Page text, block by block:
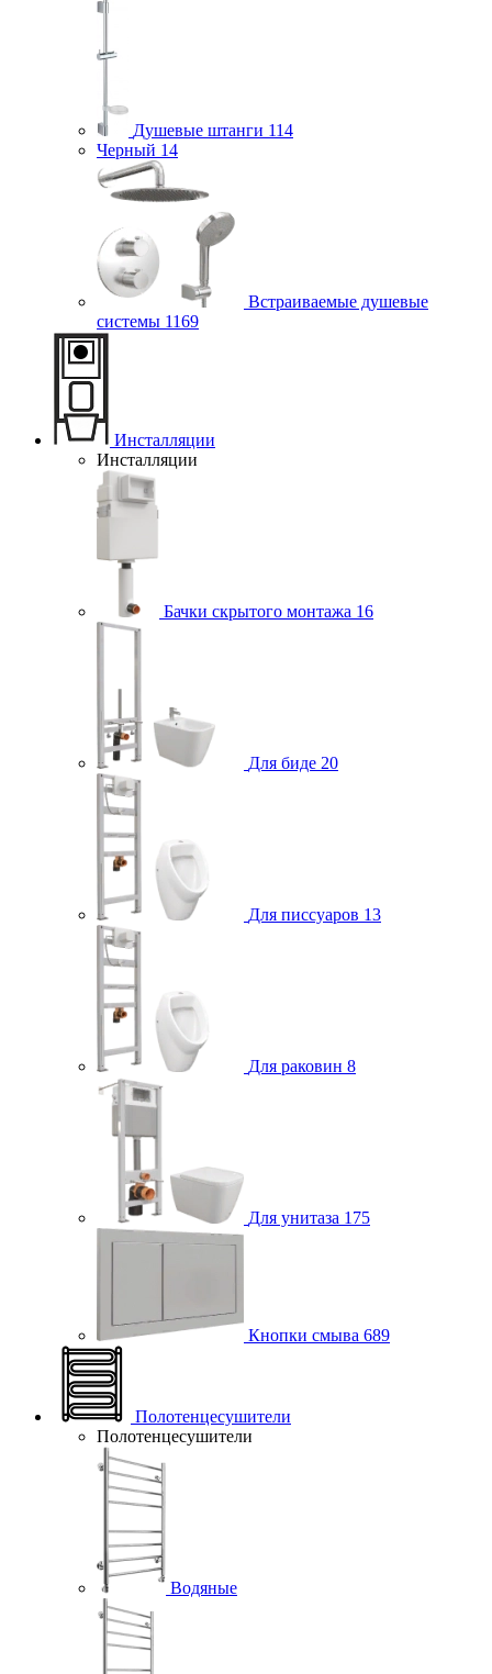
Душевые штанги 114
Черный 14
Встраиваемые душевые
системы 1169
Инсталляции
Инсталляции
Бачки скрытого монтажа 16
Для биде 20
Для писсуаров 13
Для раковин 8
Для унитаза 175
Кнопки смыва 689
Полотенцесушители
Полотенцесушители
Водяные